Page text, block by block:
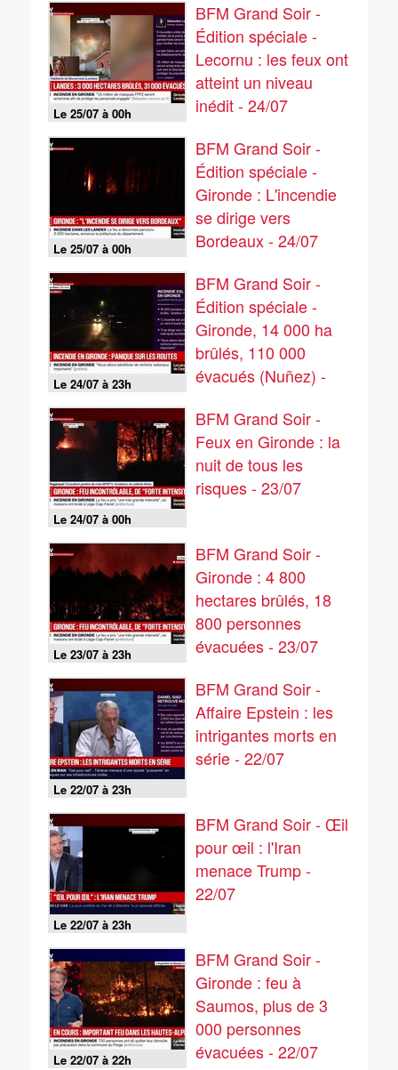
Le 25/07 à 00h
BFM Grand Soir -
Édition spéciale -
Lecornu : les feux ont
atteint un niveau
inédit - 24/07
Le 25/07 à 00h
BFM Grand Soir -
Édition spéciale -
Gironde : L'incendie
se dirige vers
Bordeaux - 24/07
Le 24/07 à 23h
BFM Grand Soir -
Édition spéciale -
Gironde, 14 000 ha
brûlés, 110 000
évacués (Nuñez) -
Le 24/07 à 00h
BFM Grand Soir -
Feux en Gironde : la
nuit de tous les
risques - 23/07
Le 23/07 à 23h
BFM Grand Soir -
Gironde : 4 800
hectares brûlés, 18
800 personnes
évacuées - 23/07
Le 22/07 à 23h
BFM Grand Soir -
Affaire Epstein : les
intrigantes morts en
série - 22/07
Le 22/07 à 23h
BFM Grand Soir - Œil
pour œil : l'Iran
menace Trump -
22/07
Le 22/07 à 22h
BFM Grand Soir -
Gironde : feu à
Saumos, plus de 3
000 personnes
évacuées - 22/07